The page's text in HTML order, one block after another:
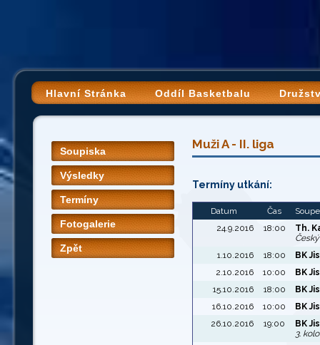
Hlavní Stránka Oddíl Basketbalu
Soupiska
Výsledky
Termíny
Fotogalerie
Zpět
Muži A - II. liga
Termíny utkání:
Datum Čas
24.9.2016
18:00
Th.
1.10.2016
18:00
BK
2.10.2016
10:00
BK
15.10.2016
18:00
BK
16.10.2016
10:00
BK
26.10.2016
19:00
BK
3.